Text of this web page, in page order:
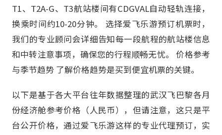
T1、T2A-G、T3航站楼间有CDGVAL自动轻轨连接，
换乘时间约10-20分钟。 选择爱飞乐游预订机票时，
我们的专业顾问会详细告知每一段航程的航站楼信息
和中转注意事项，确保您的行程顺畅无忧。 价格参考
与季节趋势 了解价格趋势是买到便宜机票的关键。
以下是基于各大平台往年数据整理的武汉飞巴黎各月
份经济舱参考价格（人民币），但请注意，这只是平
台公开价格，通过爱飞乐游这样的专业代理预订，实